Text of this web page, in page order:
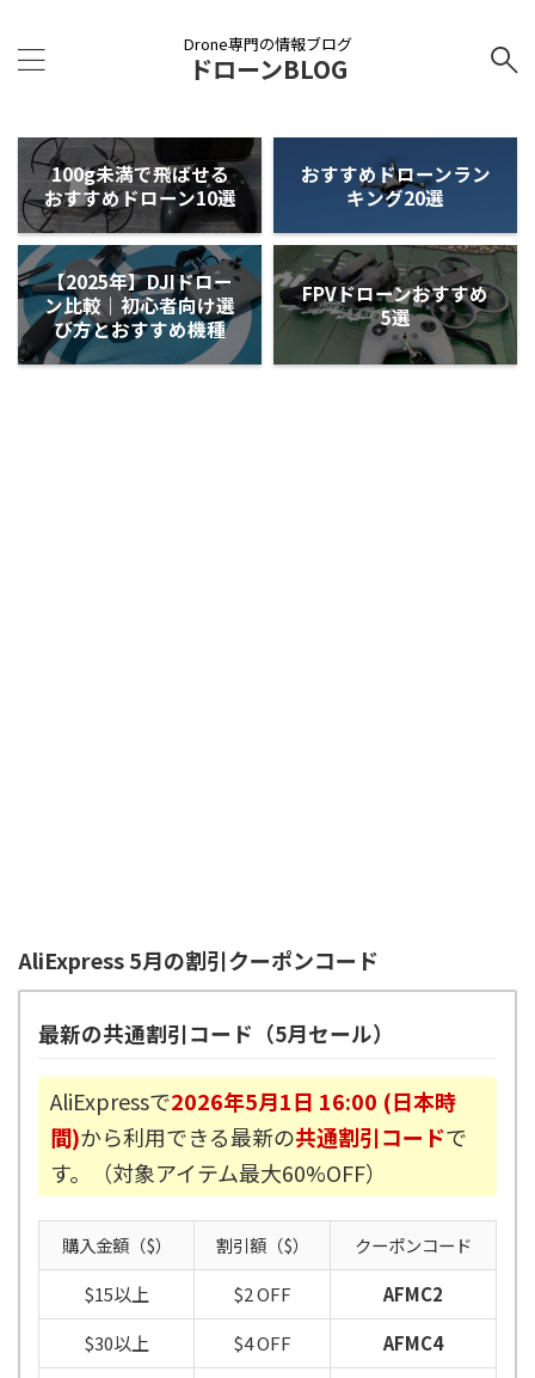
Drone専門の情報ブログ
ドローンBLOG
100g未満で飛ばせる
おすすめドローン10選
おすすめドローンラン
キング20選
【2025年】DJIドロー
ン比較｜初心者向け選
び方とおすすめ機種
FPVドローンおすすめ
5選
AliExpress 5月の割引クーポンコード
最新の共通割引コード（5月セール）
AliExpressで2026年5月1日 16:00 (日本時
間)から利用できる最新の共通割引コードで
す。（対象アイテム最大60%OFF）
購入金額（$） 割引額（$）
クーポンコード
$15以上
$2 OFF
AFMC2
$30以上
$4 OFF
AFMC4